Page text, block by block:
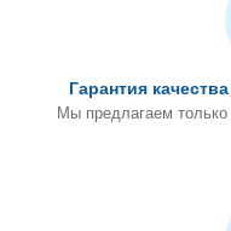
Гарантия
Мы предлагаем